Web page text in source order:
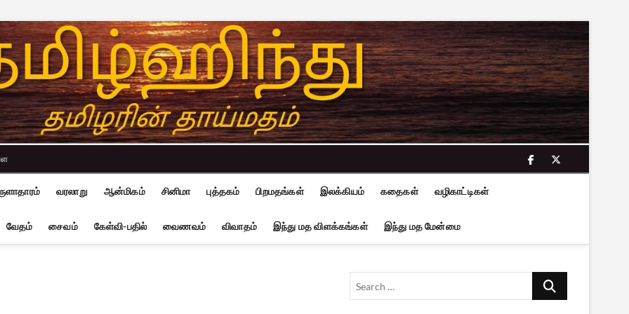
facebook
twitter
வரலாறு ஆன்மிகம் சினிமா புத்தகம் பிறமதங்கள் இலக்கியம் கதைகள் வழிகாட்டிகள்
வேதம் சைவம் கேள்வி-பதில் வைணவம் விவாதம் இந்து மத விளக்கங்கள் இந்து மத மேன்மை
Search